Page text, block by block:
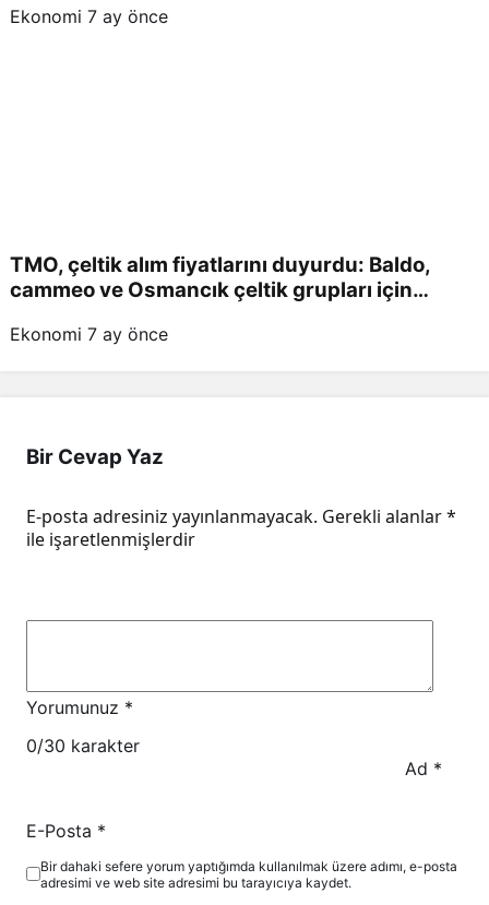
Ekonomi 7 ay önce
TMO, çeltik alım fiyatlarını duyurdu: Baldo,
cammeo ve Osmancık çeltik grupları için
Ekonomi 7 ay önce
Bir Cevap Yaz
E-posta adresiniz yayınlanmayacak. Gerekli alanlar*
ile işaretlenmişlerdir
Yorumunuz *
0/30 karakter
Ad *
E-Posta *
Bir dahaki sefere yorum yaptığımda kullanılmak üzere adımı, e-posta
adresimi ve web site adresimi bu tarayıcıya kaydet.